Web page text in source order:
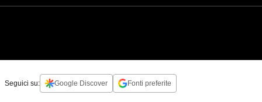
Seguici su: Google Discover Fonti preferite